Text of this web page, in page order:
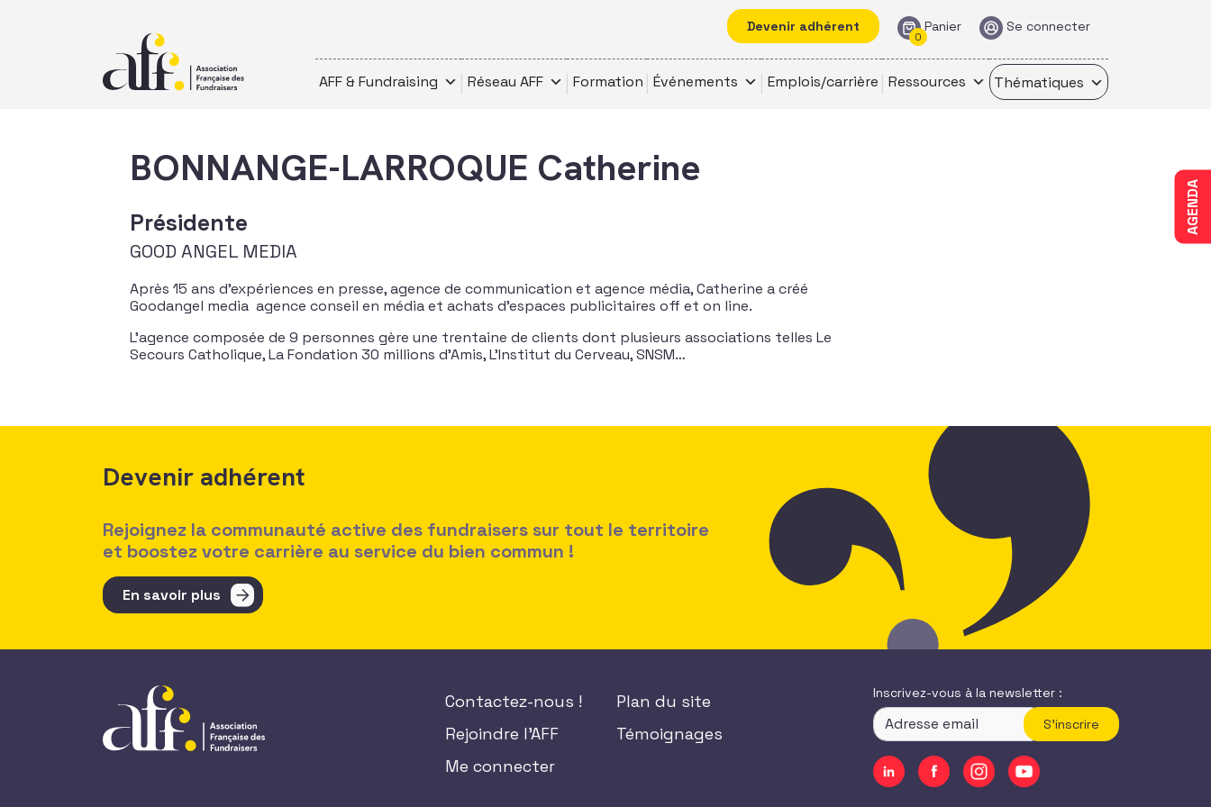
Devenir adhérent Panier
0
Se connecter
AFF & Fundraising Réseau AFF Formation Événements Emplois/carrière Ressources Thématiques
AGENDA
BONNANGE-LARROQUE Catherine
Présidente
GOOD ANGEL MEDIA
Après 15 ans d’expériences en presse, agence de communication et agence média, Catherine a créé
Goodangel media agence conseil en média et achats d’espaces publicitaires off et on line.
L’agence composée de 9 personnes gère une trentaine de clients dont plusieurs associations telles Le
Secours Catholique, La Fondation 30 millions d’Amis, L’Institut du Cerveau, SNSM…
Devenir adhérent
Rejoignez la communauté active des fundraisers sur tout le territoire
et boostez votre carrière au service du bien commun !
En savoir plus
Contactez-nous !
Rejoindre l'AFF
Me connecter
Plan du site
Témoignages
Inscrivez-vous à la newsletter :
S'inscrire